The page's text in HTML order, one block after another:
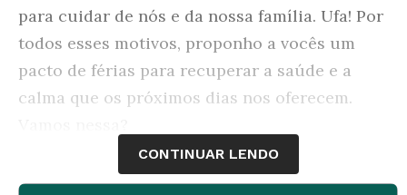
para cuidar de nós e da nossa família. Ufa! Por
todos esses motivos, proponho a vocês um
pacto de férias para recuperar a saúde e a
calma que os próximos dias nos oferecem.
Então, fica estabelecido que:
CONTINUAR LENDO